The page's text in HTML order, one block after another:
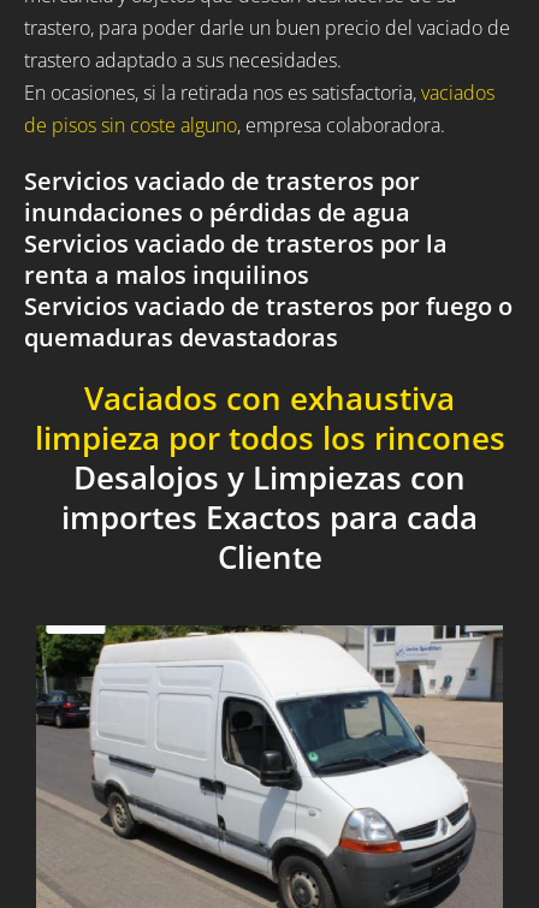
trastero, para poder darle un buen precio del vaciado de
trastero adaptado a sus necesidades.
En ocasiones, si la retirada nos es satisfactoria,vaciados
de pisos sin coste alguno, empresa colaboradora.
Servicios vaciado de trasteros por
inundaciones o pérdidas de agua
Servicios vaciado de trasteros por la
renta a malos inquilinos
Servicios vaciado de trasteros por fuego o
quemaduras devastadoras
Vaciados con exhaustiva
limpieza por todos los rincones
Desalojos y Limpiezas con
importes Exactos para cada
Cliente